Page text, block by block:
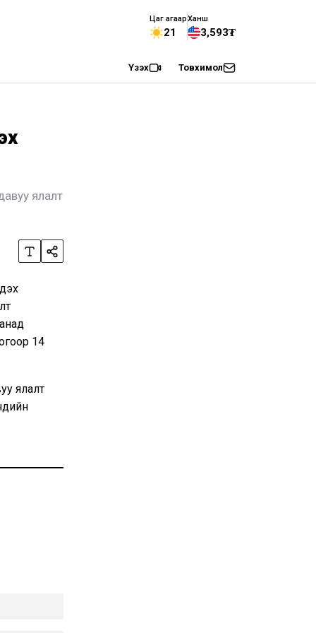
Цаг агаар
21
Ханш
3,593₮
Үзэх Товхимол
ялалт
14
ялалт